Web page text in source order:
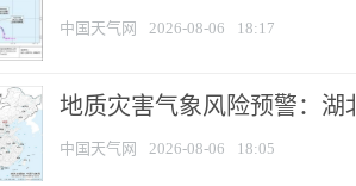
中国天气网 2026-08-06 18:17
地质灾害气象风险预警：湖
中国天气网 2026-08-06 18:05